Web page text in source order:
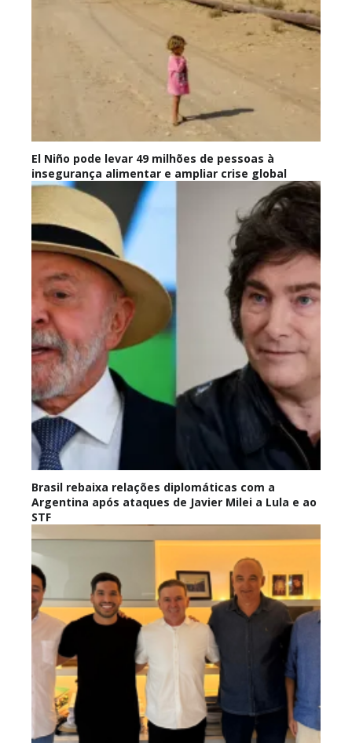
El Niño pode levar 49 milhões de pessoas à
insegurança alimentar e ampliar crise global
Brasil rebaixa relações diplomáticas com a
Argentina após ataques de Javier Milei a Lula e ao
STF